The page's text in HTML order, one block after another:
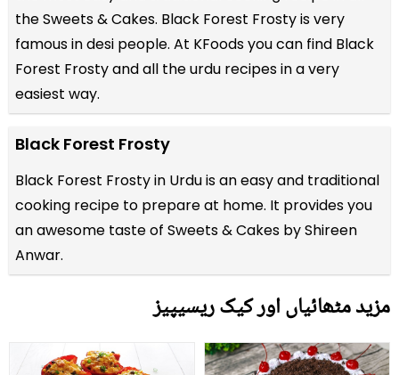
theSweets & Cakes. Black Forest Frosty is very
famous in desi people. At KFoods you can find Black
Forest Frosty and all theurdu recipesin a very
easiest way.
Black Forest Frosty
Black Forest Frosty in Urdu is an easy and traditional
cooking recipe to prepare at home. It provides you
an awesome taste of Sweets & Cakes by Shireen
Anwar.
مزید مٹھائیاں اور کیک ریسیپیز